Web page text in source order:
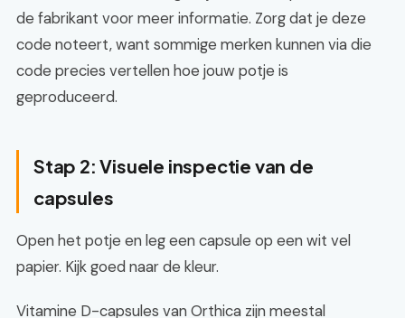
de fabrikant voor meer informatie. Zorg dat je deze
code noteert, want sommige merken kunnen via die
code precies vertellen hoe jouw potje is
geproduceerd.
Stap 2: Visuele inspectie van de
capsules
Open het potje en leg een capsule op een wit vel
papier. Kijk goed naar de kleur.
Vitamine D-capsules van Orthica zijn meestal